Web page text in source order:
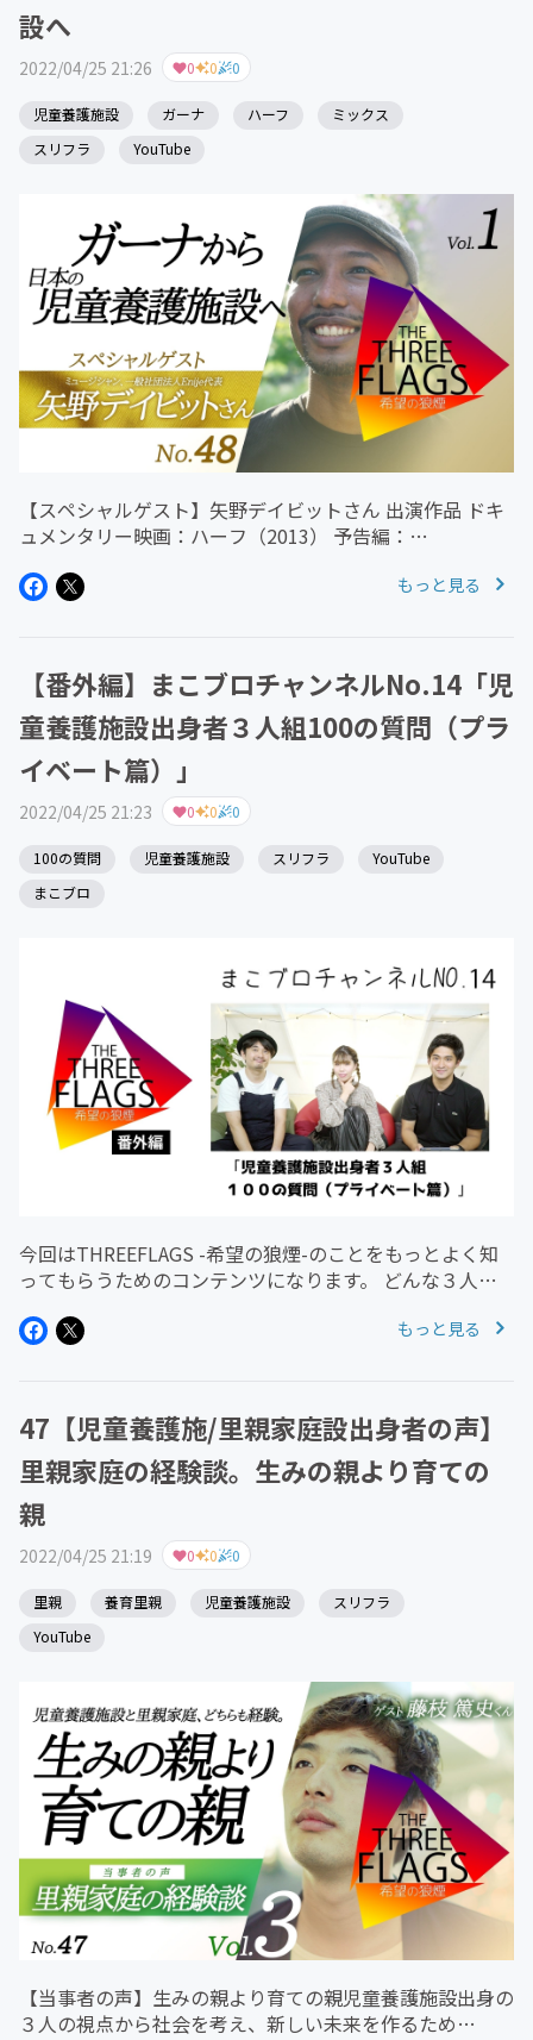
設へ
2022/04/25 21:26 0 0 0
児童養護施設 ガーナ ハーフ
ミックス
スリフラ
YouTube
【スペシャルゲスト】矢野デイビットさん 出演作品 ドキ
ュメンタリー映画：ハーフ（2013） 予告編：
https://www.amazon.co.jp/%E...
もっと見る
【番外編】まこブロチャンネルNo.14「児
童養護施設出身者３人組100の質問（プラ
イベート篇）」
2022/04/25 21:23 0 0 0
100の質問 児童養護施設 スリフラ
YouTube
まこブロ
今回はTHREEFLAGS -希望の狼煙-のことをもっとよく知
ってもらうためのコンテンツになります。 どんな３人組
す。 ーーーーーーーーーーーーーーーーーーーーーーー
もっと見る
47【児童養護施/里親家庭設出身者の声】
里親家庭の経験談。生みの親より育ての
親
2022/04/25 21:19 0 0 0
里親 養育里親 児童養護施設
スリフラ
YouTube
【当事者の声】生みの親より育ての親児童養護施設出身の
３人の視点から社会を考え、新しい未来を作るため